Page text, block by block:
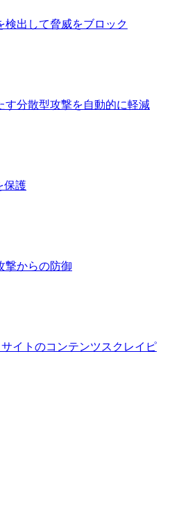
検出して脅威をブロック
す分散型攻撃を自動的に軽減
保護
撃からの防御
イトのコンテンツスクレイピ